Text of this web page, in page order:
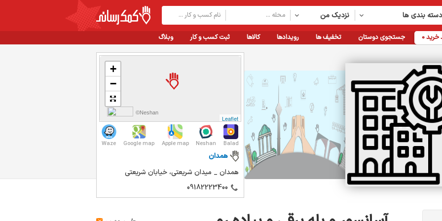
نزدیک من بندی ها
وبلاگ ثبت کسب و کار کالاها رویدادها تخفیف ها جستجوی دوستان خرید0
+
−
Leaflet
©Neshan
Balad
Neshan
Apple map
Google map
Waze
همدان
همدان _ میدان شریعتی، خیابان شریعتی
09182223400